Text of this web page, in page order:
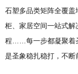
石塑多品类矩阵全覆盖
柜、家居空间一站式
程……每一步都凝聚着
是圣象稳扎稳打，不断